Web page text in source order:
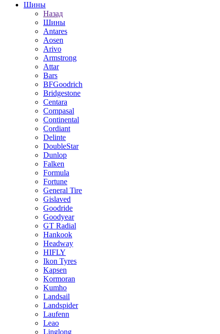
Шины
Назад
Шины
Antares
Aosen
Arivo
Armstrong
Attar
Bars
BFGoodrich
Bridgestone
Centara
Compasal
Continental
Cordiant
Delinte
DoubleStar
Dunlop
Falken
Formula
Fortune
General Tire
Gislaved
Goodride
Goodyear
GT Radial
Hankook
Headway
HIFLY
Ikon Tyres
Kapsen
Kormoran
Kumho
Landsail
Landspider
Laufenn
Leao
Linglong